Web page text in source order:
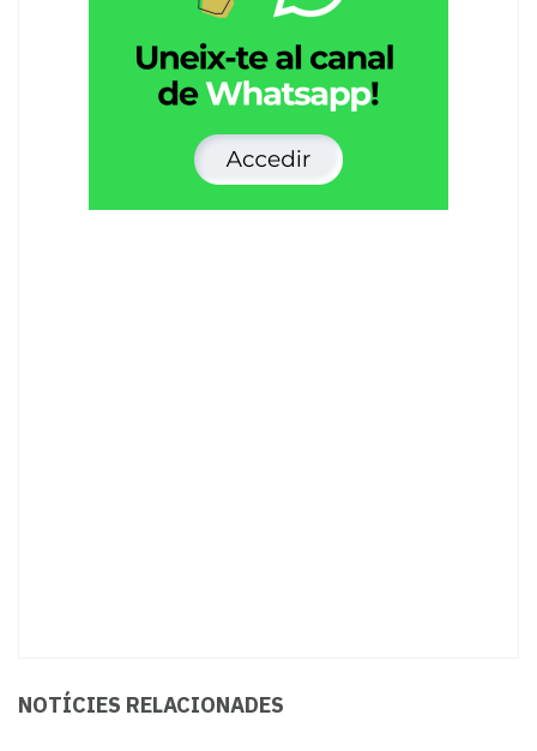
NOTÍCIES RELACIONADES